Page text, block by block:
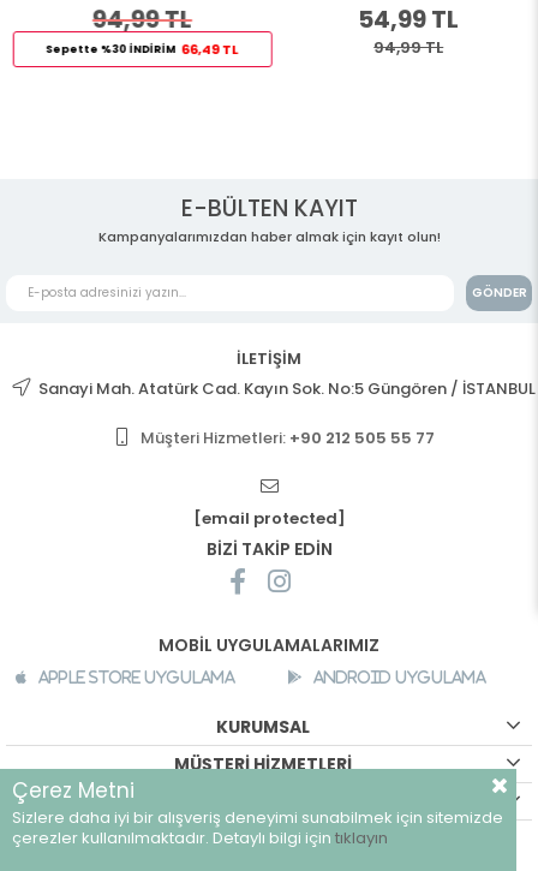
94,99 TL
Sepette %30 İNDİRİM 66,49 TL
54,99 TL
94,99 TL
E-BÜLTEN KAYIT
Kampanyalarımızdan haber almak için kayıt olun!
GÖNDER
İLETİŞİM
Sanayi Mah. Atatürk Cad. Kayın Sok. No:5 Güngören / İSTANBUL
Müşteri Hizmetleri: +90 212 505 55 77
[email protected]
BİZİ TAKİP EDİN
MOBİL UYGULAMALARIMIZ
Apple Store Uygulama Android Uygulama
KURUMSAL
MÜŞTERİ HİZMETLERİ
©breeze.com.tr - Tüm hakları saklıdır.
Çerez Metni
Sizlere daha iyi bir alışveriş deneyimi sunabilmek için sitemizde
çerezler kullanılmaktadır. Detaylı bilgi için tıklayın